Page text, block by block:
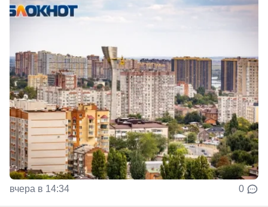
вчера в 14:34 0